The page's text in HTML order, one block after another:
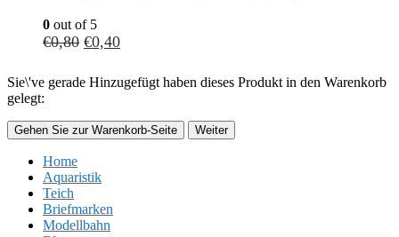
0 out of 5
€0,80 €0,40
Sie\'ve gerade Hinzugefügt haben dieses Produkt in den Warenkorb
gelegt:
Gehen Sie zur Warenkorb-Seite Weiter
Home
Aquaristik
Teich
Briefmarken
Modellbahn